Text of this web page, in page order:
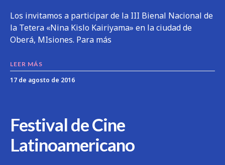
Los invitamos a participar de la III Bienal Nacional de
la Tetera «Nina Kislo Kairiyama» en la ciudad de
Oberá, MIsiones. Para más
LEER MÁS
17 de agosto de 2016
Festival de Cine
Latinoamericano